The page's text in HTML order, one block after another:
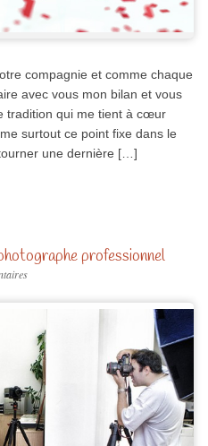
compagnie et comme chaque
avec vous mon bilan et vous
tradition qui me tient à cœur
surtout ce point fixe dans le
une dernière […]
professionnel